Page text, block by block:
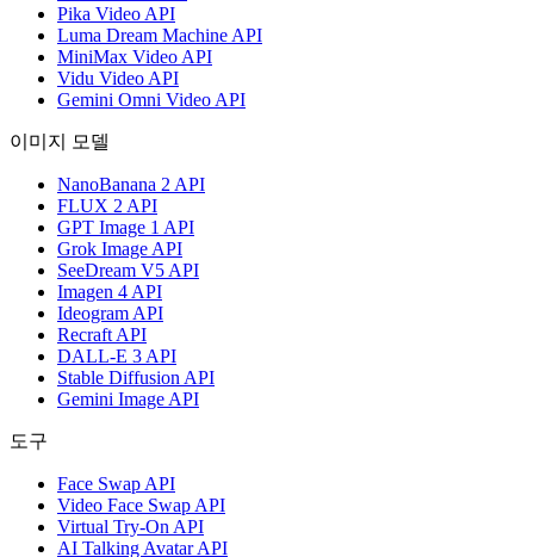
Pika Video API
Luma Dream Machine API
MiniMax Video API
Vidu Video API
Gemini Omni Video API
이미지 모델
NanoBanana 2 API
FLUX 2 API
GPT Image 1 API
Grok Image API
SeeDream V5 API
Imagen 4 API
Ideogram API
Recraft API
DALL-E 3 API
Stable Diffusion API
Gemini Image API
도구
Face Swap API
Video Face Swap API
Virtual Try-On API
AI Talking Avatar API